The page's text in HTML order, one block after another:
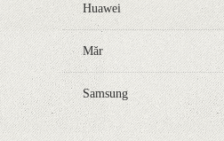
Huawei
Măr
Samsung